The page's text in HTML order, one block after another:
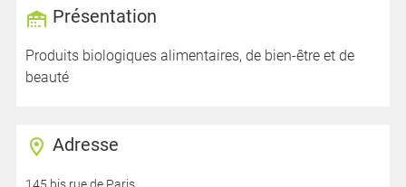
Présentation
Produits biologiques alimentaires, de bien-être et de
beauté
Adresse